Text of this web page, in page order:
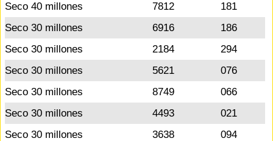
Seco 40 millones
7812
181
Seco 30 millones
6916
186
Seco 30 millones
2184
294
Seco 30 millones
5621
076
Seco 30 millones
8749
066
Seco 30 millones
4493
021
Seco 30 millones
3638
094